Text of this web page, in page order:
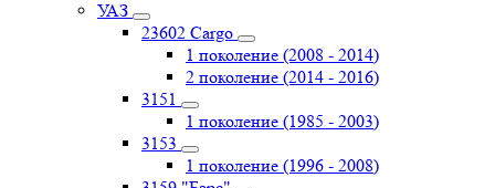
УАЗ
23602 Cargo
1 поколение (2008 - 2014)
2 поколение (2014 - 2016)
3151
1 поколение (1985 - 2003)
3153
1 поколение (1996 - 2008)